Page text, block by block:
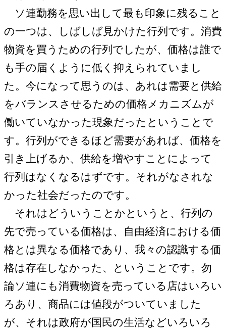
ソ連勤務を思い出して最も印象に残ること
の一つは、しばしば見かけた行列です。消費
物資を買うための行列でしたが、価格は誰で
も手の届くように低く抑えられていまし
た。今になって思うのは、あれは需要と供給
をバランスさせるための価格メカニズムが
働いていなかった現象だったということで
す。行列ができるほど需要があれば、価格を
引き上げるか、供給を増やすことによって
行列はなくなるはずです。それがなされな
かった社会だったのです。
それはどういうことかというと、行列の
先で売っている価格は、自由経済における価
格とは異なる価格であり、我々の認識する価
格は存在しなかった、ということです。勿
論ソ連にも消費物資を売っている店はいろい
ろあり、商品には値段がついていました
が、それは政府が国民の生活などいろいろ